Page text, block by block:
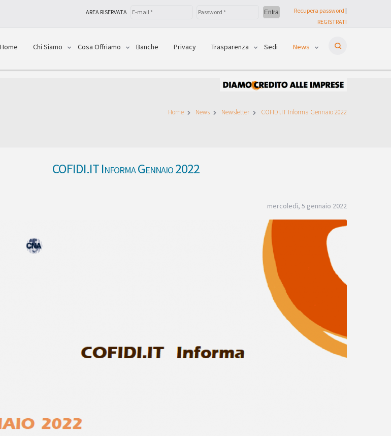
AREA RISERVATA Recupera password |
REGISTRATI
Home Chi Siamo Cosa Offriamo Banche Privacy Trasparenza Sedi News
Home News Newsletter COFIDI.IT Informa Gennaio 2022
COFIDI.IT Informa Gennaio 2022
mercoledì, 5 gennaio 2022